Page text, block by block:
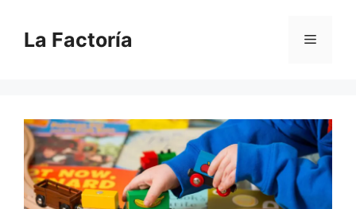
contenido
La Factoría Menú